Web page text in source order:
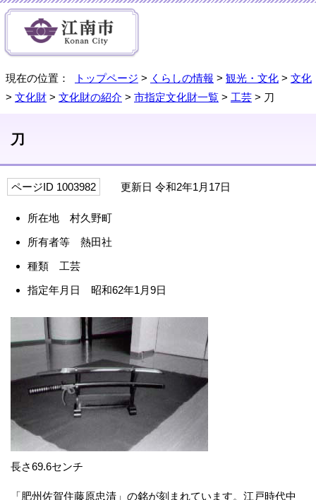
現在の位置： トップページ > くらしの情報 > 観光・文化 > 文化
> 文化財 > 文化財の紹介 > 市指定文化財一覧 > 工芸 > 刀
刀
ページID 1003982 更新日 令和2年1月17日
所在地 村久野町
所有者等 熱田社
種類 工芸
指定年月日 昭和62年1月9日
長さ69.6センチ
「肥州佐賀住藤原忠清」の銘が刻まれています。江戸時代中